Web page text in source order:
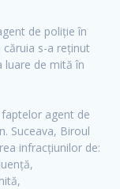
de poliție în
căruia s-a reținut
luare de mită în
faptelor agent de
Suceava, Biroul
infracțiunilor de: